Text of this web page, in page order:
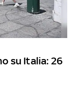
su Italia: 26